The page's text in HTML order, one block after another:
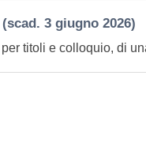
(scad. 3 giugno 2026)
titoli e colloquio, di